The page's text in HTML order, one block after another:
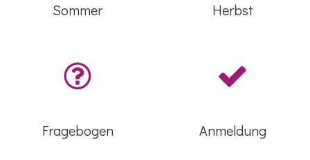
Sommer
Herbst
Fragebogen Anmeldung